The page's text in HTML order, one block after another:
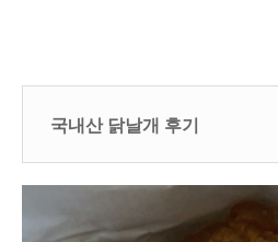
국내산 닭날개 후기